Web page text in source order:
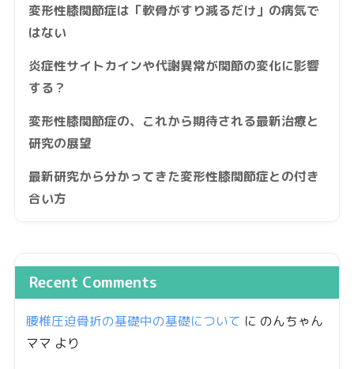
変形性膝関節症は「軟骨がすり減るだけ」の病気で
はない
炎症性サイトカインや代謝異常が関節の変化に影響
する？
変形性膝関節症の、これから期待される最新治療と
研究の展望
最新研究から分かってきた変形性膝関節症との付き
合い方
Recent Comments
腰椎圧迫骨折の基礎中の基礎について に のんちゃん
ママ より